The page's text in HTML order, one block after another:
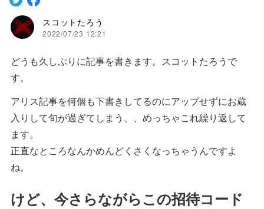
スコットたろう
2022/07/23 12:21
どうも久しぶりに記事を書きます。スコットたろうで
す。
アリス記事を何個も下書きしてるのにアップせずにお蔵
入りして旬が過ぎてしまう、、めっちゃこれ繰り返して
ます。
正直なところなんかめんどくさくなっちゃうんですよ
ね。
けど、今さらながらこの招待コード